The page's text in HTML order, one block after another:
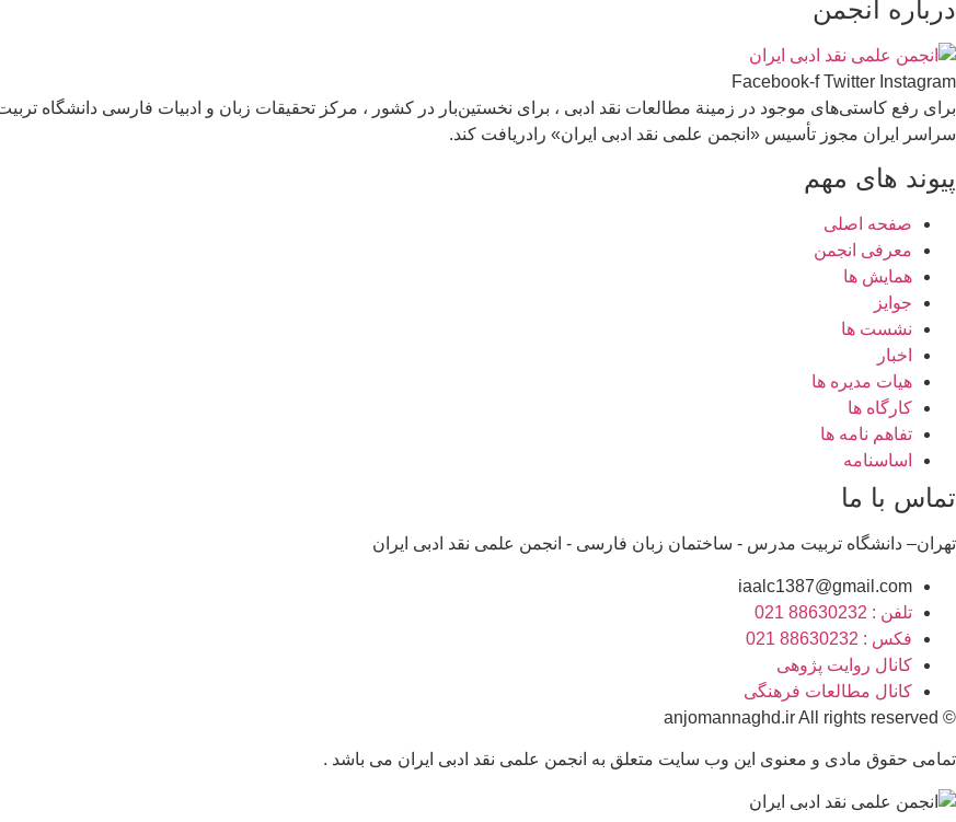
درباره انجمن
Facebook-f Twitter Instagram
برای رفع كاستی‌های موجود در زمینة مطالعات نقد ادبی ، برای نخستین‌بار در كشور ، مركز تحقیقات زبان و ادبیات فارسی دانشگاه
سراسر ایران مجوز تأسیس «انجمن علمی نقد ادبی ایران» رادریافت كند.
پیوند های مهم
صفحه اصلی
معرفی انجمن
همایش ها
جوایز
نشست ها
اخبار
هیات مدیره ها
کارگاه ها
تفاهم نامه ها
اساسنامه
تماس با ما
تهران– دانشگاه تربیت مدرس - ساختمان زبان فارسی - انجمن علمی نقد ادبی ایران
iaalc1387@gmail.com
تلفن : 88630232 021
فکس : 88630232 021
کانال روایت پژوهی
کانال مطالعات فرهنگی
© anjomannaghd.ir All rights reserved​
تمامی حقوق مادی و معنوی این وب سایت متعلق به انجمن علمی نقد ادبی ایران می باشد . ​